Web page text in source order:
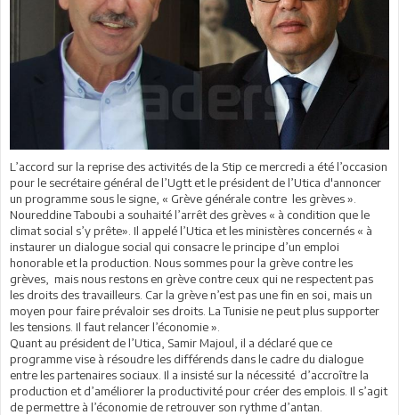
L’accord sur la reprise des activités de la Stip ce mercredi a été l’occasion
pour le secrétaire général de l’Ugtt et le président de l’Utica d'annoncer
un programme sous le signe, « Grève générale contre les grèves ».
Noureddine Taboubi a souhaité l’arrêt des grèves « à condition que le
climat social s’y prête». Il appelé l’Utica et les ministères concernés « à
instaurer un dialogue social qui consacre le principe d’un emploi
honorable et la production. Nous sommes pour la grève contre les
grèves, mais nous restons en grève contre ceux qui ne respectent pas
les droits des travailleurs. Car la grève n’est pas une fin en soi, mais un
moyen pour faire prévaloir ses droits. La Tunisie ne peut plus supporter
les tensions. Il faut relancer l’économie ».
Quant au président de l’Utica, Samir Majoul, il a déclaré que ce
programme vise à résoudre les différends dans le cadre du dialogue
entre les partenaires sociaux. Il a insisté sur la nécessité d’accroître la
production et d’améliorer la productivité pour créer des emplois. Il s’agit
de permettre à l’économie de retrouver son rythme d’antan.